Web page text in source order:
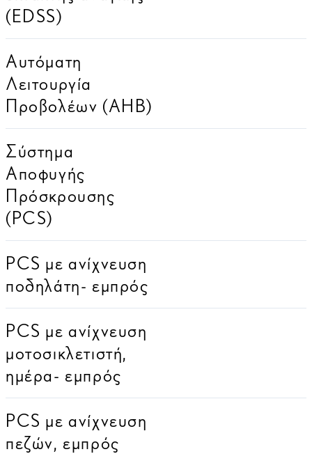
(EDSS)
Αυτόματη
Λειτουργία
Προβολέων (AHB)
Σύστημα
Αποφυγής
Πρόσκρουσης
(PCS)
PCS με ανίχνευση
ποδηλάτη- εμπρός
PCS με ανίχνευση
μοτοσικλετιστή,
ημέρα- εμπρός
PCS με ανίχνευση
πεζών, εμπρός